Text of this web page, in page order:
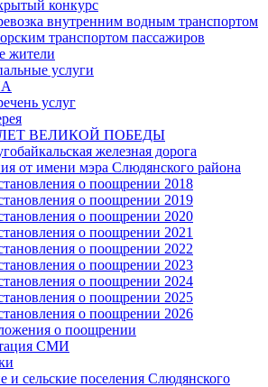
конкурс
внутренним водным транспортом
транспортом пассажиров
жители
услуги
услуг
ЛЕТ ВЕЛИКОЙ ПОБЕДЫ
железная дорога
от имени мэра Слюдянского района
о поощрении 2018
о поощрении 2019
о поощрении 2020
о поощрении 2021
о поощрении 2022
о поощрении 2023
о поощрении 2024
о поощрении 2025
о поощрении 2026
о поощрении
СМИ
и сельские поселения Слюдянского